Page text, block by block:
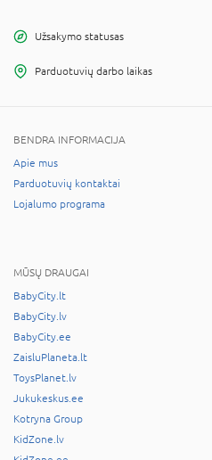
Užsakymo statusas
Parduotuvių darbo laikas
BENDRA INFORMACIJA
Apie mus
Parduotuvių kontaktai
Lojalumo programa
MŪSŲ DRAUGAI
BabyCity.lt
BabyCity.lv
BabyCity.ee
ZaisluPlaneta.lt
ToysPlanet.lv
Jukukeskus.ee
Kotryna Group
KidZone.lv